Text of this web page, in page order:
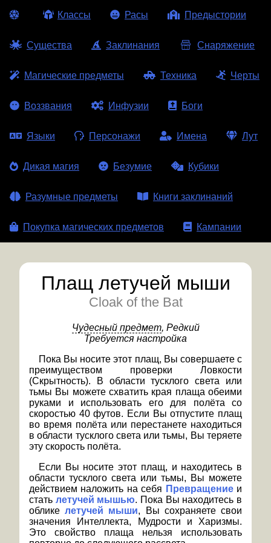
Классы Расы Предыстории
Существа Заклинания Снаряжение
Магические предметы Техника Черты
Воззвания Инфузии Боги
Языки Персонажи Имена Лут
Дикая магия Безумие Кубики
Разумные предметы Книги заклинаний
Покупка магических предметов Кампании
Плащ летучей мыши
Cloak of the Bat
Чудесный предмет, Редкий
Требуется настройка
Пока Вы носите этот плащ, Вы совершаете с
преимуществом проверки Ловкости
(Скрытность). В области тусклого света или
тьмы Вы можете схватить края плаща обеими
руками и использовать его для полёта со
скоростью 40 футов. Если Вы отпустите плащ
во время полёта или перестанете находиться
в области тусклого света или тьмы, Вы теряете
эту скорость полёта.
Если Вы носите этот плащ, и находитесь в
области тусклого света или тьмы, Вы можете
действием наложить на себя Превращениеи
стать летучей мышью. Пока Вы находитесь в
обликелетучей мыши, Вы сохраняете свои
значения Интеллекта, Мудрости и Харизмы.
Это свойство плаща нельзя использовать